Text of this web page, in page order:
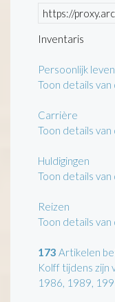
Inventaris
Persoonlijk leven
Toon details van
Carrière
Toon details van
Huldigingen
Toon details van
Reizen
Toon details van
173 Artikelen
Kolff tijdens zijn
1986, 1989,